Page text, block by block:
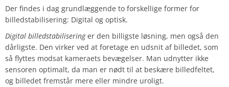
Der findes i dag grundlæggende to forskellige former for
billedstabilisering: Digital og optisk.
Digital billedstabiliseringer den billigste løsning, men også den
dårligste. Den virker ved at foretage en udsnit af billedet, som
så flyttes modsat kameraets bevægelser. Man udnytter ikke
sensoren optimalt, da man er nødt til at beskære billedfeltet,
og billedet fremstår mere eller mindre uroligt.